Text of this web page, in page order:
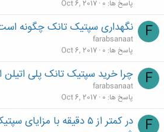
پاسخ ها 0
Oct 6, 2017
F نگهداری سپتیک تانک چگونه
farabsanaat
پاسخ ها 0
Oct 6, 2017
F چرا خرید سپتیک تانک پلی
farabsanaat
پاسخ ها 0
Oct 6, 2017
F
در کمتر از ۵ دقیقه با